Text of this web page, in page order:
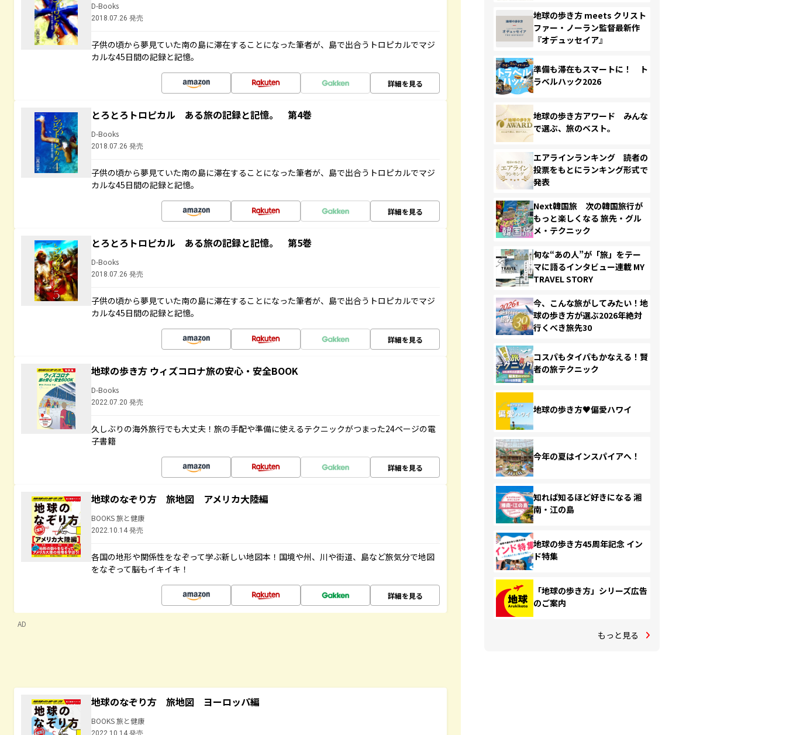
D-Books
2018.07.26 発売
子供の頃から夢見ていた南の島に滞在することになった筆者が、島で出合うトロピカルでマジ
カルな45日間の記録と記憶。
詳細を見る
とろとろトロピカル ある旅の記録と記憶。 第4巻
D-Books
2018.07.26 発売
子供の頃から夢見ていた南の島に滞在することになった筆者が、島で出合うトロピカルでマジ
カルな45日間の記録と記憶。
詳細を見る
とろとろトロピカル ある旅の記録と記憶。 第5巻
D-Books
2018.07.26 発売
子供の頃から夢見ていた南の島に滞在することになった筆者が、島で出合うトロピカルでマジ
カルな45日間の記録と記憶。
詳細を見る
地球の歩き方 ウィズコロナ旅の安心・安全BOOK
D-Books
2022.07.20 発売
久しぶりの海外旅行でも大丈夫！旅の手配や準備に使えるテクニックがつまった24ページの電
子書籍
詳細を見る
地球のなぞり方 旅地図 アメリカ大陸編
BOOKS 旅と健康
2022.10.14 発売
各国の地形や関係性をなぞって学ぶ新しい地図本！国境や州、川や街道、島など旅気分で地図
をなぞって脳もイキイキ！
詳細を見る
AD
地球のなぞり方 旅地図 ヨーロッパ編
BOOKS 旅と健康
2022.10.14 発売
地球の歩き方 meets クリスト
ファー・ノーラン監督最新作
『オデュッセイア』
準備も滞在もスマートに！ ト
ラベルハック2026
地球の歩き方アワード みんな
で選ぶ、旅のベスト。
エアラインランキング 読者の
投票をもとにランキング形式で
発表
Next韓国旅 次の韓国旅行が
もっと楽しくなる 旅先・グル
メ・テクニック
旬な“あの人”が「旅」をテー
マに語るインタビュー連載 MY
TRAVEL STORY
今、こんな旅がしてみたい！地
球の歩き方が選ぶ2026年絶対
行くべき旅先30
コスパもタイパもかなえる！賢
者の旅テクニック
地球の歩き方♥偏愛ハワイ
今年の夏はインスパイアへ！
知れば知るほど好きになる 湘
南・江の島
地球の歩き方45周年記念 イン
ド特集
「地球の歩き方」シリーズ広告
のご案内
もっと見る